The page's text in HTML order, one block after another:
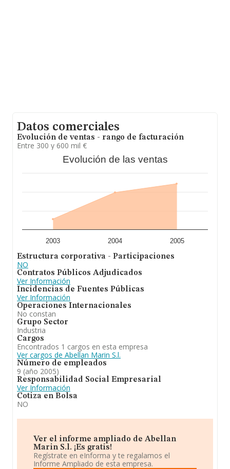
Datos comerciales
Evolución de ventas - rango de facturación
Entre 300 y 600 mil €
Evolución de las ventas
2003 2004 2005
Estructura corporativa - Participaciones
NO
Contratos Públicos Adjudicados
Ver Información
Incidencias de Fuentes Públicas
Ver Información
Operaciones Internacionales
No constan
Grupo Sector
Industria
Cargos
Encontrados 1 cargos en esta empresa
Ver cargos de Abellan Marin S.l.
Número de empleados
9 (año 2005)
Responsabilidad Social Empresarial
Ver Información
Cotiza en Bolsa
NO
Ver el informe ampliado de Abellan
Marin S.l. ¡Es gratis!
Regístrate en eInforma y te regalamos el
Informe Ampliado de esta empresa.